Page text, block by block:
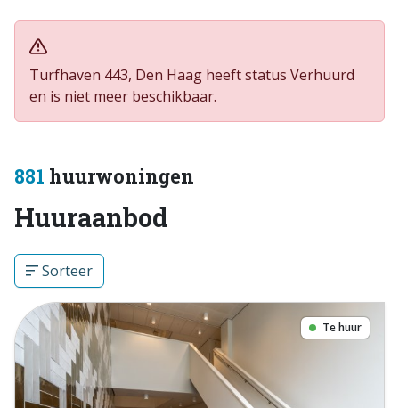
Turfhaven 443, Den Haag heeft status Verhuurd
en is niet meer beschikbaar.
881 huurwoningen
Huuraanbod
Sorteer
Te huur